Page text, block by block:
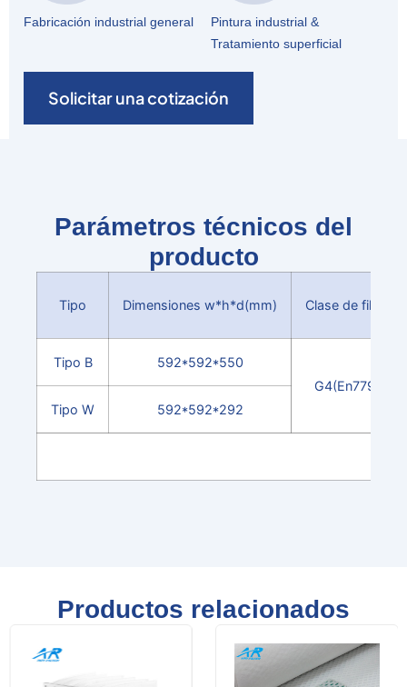
Fabricación industrial general
Pintura industrial &
Tratamiento superficial
Solicitar una cotización
Parámetros técnicos del
producto
Tipo Dimensiones w*h*d(mm) Clase de filtro
Tipo B
592*592*550
G4(En779)
Tipo W
592*592*292
Productos relacionados